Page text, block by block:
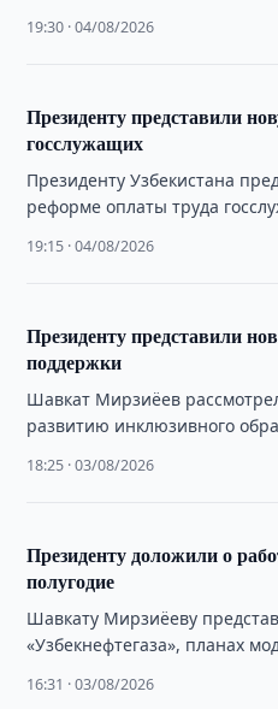
расширить полномочия
19:30 · 04/08/2026
Президенту представили
госслужащих
Президенту Узбекистана
реформе оплаты труда
к результатам работы.
19:15 · 04/08/2026
Президенту представили
поддержки
Шавкат Мирзиёев
развитию инклюзивного
и цифровизации
18:25 · 03/08/2026
Президенту доложили о
полугодие
Шавкату Мирзиёеву
«Узбекнефтегаза», планах
16:31 · 03/08/2026